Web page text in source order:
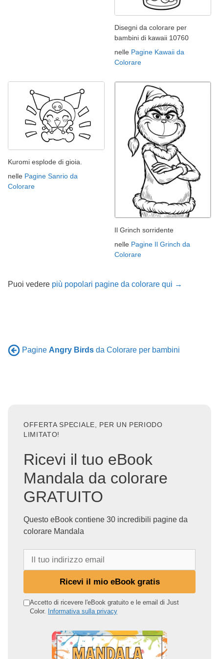
Disegni da colorare per
bambini di kawaii 10760
nelle Pagine Kawaii da
Colorare
Kuromi esplode di gioia.
nelle Pagine Sanrio da
Colorare
Il Grinch sorridente
nelle Pagine Il Grinch da
Colorare
Puoi vedere più popolari pagine da colorare qui →
Pagine Angry Birds da Colorare per bambini
OFFERTA SPECIALE, PER UN PERIODO
LIMITATO!
Ricevi il tuo eBook
Mandala da colorare
GRATUITO
Questo eBook contiene 30 incredibili pagine da
colorare Mandala
o
Ricevi il mio eBook gratis
Accetto di ricevere l'eBook gratuito e le email di Just
Color. Informativa sulla privacy